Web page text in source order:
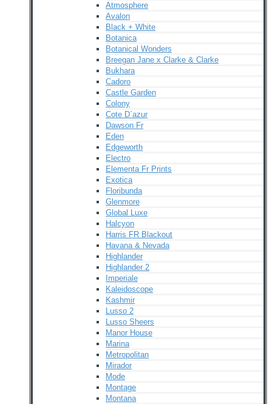
Atmosphere
Avalon
Black + White
Botanica
Botanical Wonders
Breegan Jane x Clarke & Clarke
Bukhara
Cadoro
Castle Garden
Colony
Cote D`azur
Dawson Fr
Eden
Edgeworth
Electro
Elementa Fr Prints
Exotica
Floribunda
Glenmore
Global Luxe
Halcyon
Harris FR Blackout
Havana & Nevada
Highlander
Highlander 2
Imperiale
Kaleidoscope
Kashmir
Lusso 2
Lusso Sheers
Manor House
Marina
Metropolitan
Mirador
Mode
Montage
Montana